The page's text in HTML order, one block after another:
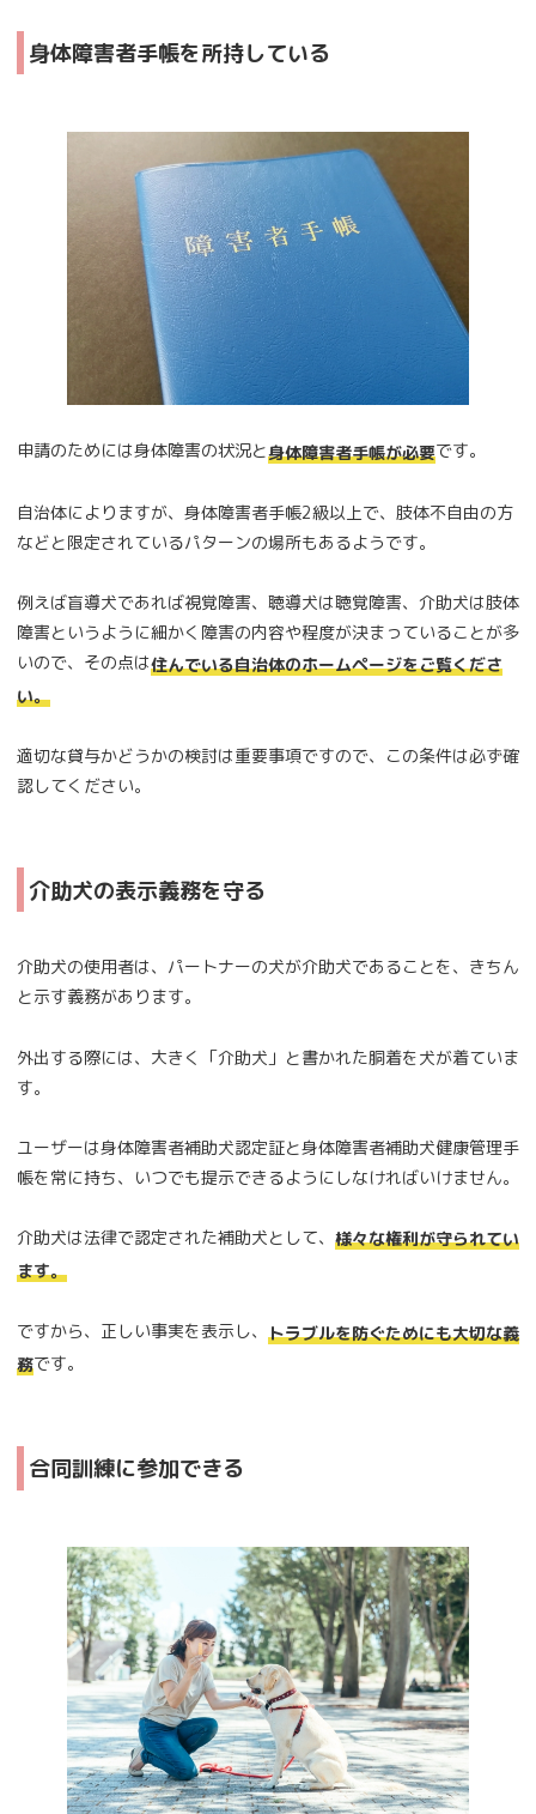
身体障害者手帳を所持している
申請のためには身体障害の状況と身体障害者手帳が必要です。
自治体によりますが、身体障害者手帳2級以上で、肢体不自由の方
などと限定されているパターンの場所もあるようです。
例えば盲導犬であれば視覚障害、聴導犬は聴覚障害、介助犬は肢体
障害というように細かく障害の内容や程度が決まっていることが多
いので、その点は住んでいる自治体のホームページをご覧くださ
い。
適切な貸与かどうかの検討は重要事項ですので、この条件は必ず確
認してください。
介助犬の表示義務を守る
介助犬の使用者は、パートナーの犬が介助犬であることを、きちん
と示す義務があります。
外出する際には、大きく「介助犬」と書かれた胴着を犬が着ていま
す。
ユーザーは身体障害者補助犬認定証と身体障害者補助犬健康管理手
帳を常に持ち、いつでも提示できるようにしなければいけません。
介助犬は法律で認定された補助犬として、 様々な権利が守られてい
ます。
ですから、正しい事実を表示し、 トラブルを防ぐためにも大切な義
務です。
合同訓練に参加できる